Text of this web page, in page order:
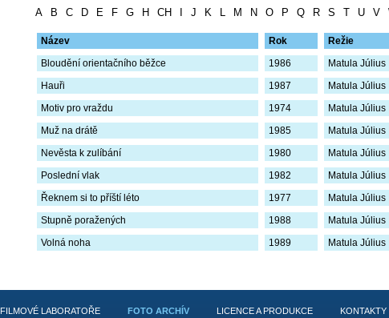
A B C D E F G H CH J K L M N O P Q R S T U V
Název Rok Režie
Bloudění orientačního běžce
1986
Matula Július
Hauři
1987
Matula Július
Motiv pro vraždu
1974
Matula Július
Muž na drátě
1985
Matula Július
Nevěsta k zulíbání
1980
Matula Július
Poslední vlak
1982
Matula Július
Řeknem si to příští léto
1977
Matula Július
Stupně poražených
1988
Matula Július
Volná noha
1989 Matula Július
FILMOVÉ LABORATOŘE FOTO ARCHÍV LICENCE A PRODUKCE KONTAKTY